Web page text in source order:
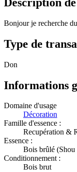
Bonjour je recherche
Type de
Don
Informations
Domaine d'usage
Décoration
Famille d'essence :
Recupération &
Essence :
Bois brûlé
Conditionnement :
Bois brut